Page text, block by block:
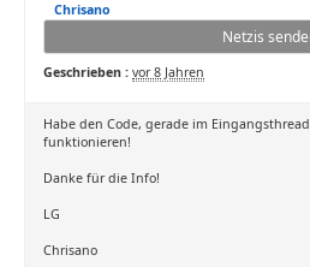
Chrisano
Netzis
Geschrieben : vor 8 Jahren
Habe den Code, gerade im
funktionieren!
Danke für die Info!
LG
Chrisano